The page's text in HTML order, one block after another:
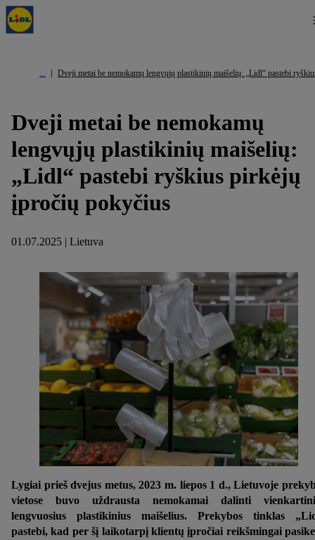
Dveji metai be nemokamų lengvųjų plastikinių maišelių: „Lidl“ pastebi
Dveji metai be nemokamų
lengvųjų plastikinių maišelių:
„Lidl“ pastebi ryškius pirkėjų
įpročių pokyčius
01.07.2025 | Lietuva
Lygiai prieš dvejus metus, 2023 m. liepos 1 d., Lietuvoje
vietose buvo uždrausta nemokamai dalinti
lengvuosius plastikinius maišelius. Prekybos tinklas
pastebi, kad per šį laikotarpį klientų įpročiai reikšmingai